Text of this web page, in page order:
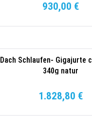
930,00 €
Dach Schlaufen- Gigajurte
340g natur
1.828,80 €